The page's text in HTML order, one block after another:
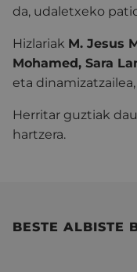
da, udaletxeko
Hizlariak M. Jesus
Mohamed, Sara
eta dinamizatzailea,
Herritar guztiak
hartzera.
BESTE ALBISTE